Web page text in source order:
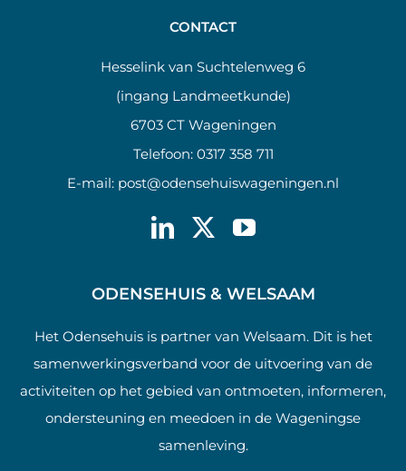
CONTACT
Hesselink van Suchtelenweg 6
(ingang Landmeetkunde)
6703 CT Wageningen
Telefoon: 0317 358 711
E-mail: post@odensehuiswageningen.nl
ODENSEHUIS & WELSAAM
Het Odensehuis is partner van Welsaam. Dit is het
samenwerkingsverband voor de uitvoering van de
activiteiten op het gebied van ontmoeten, informeren,
ondersteuning en meedoen in de Wageningse
samenleving.